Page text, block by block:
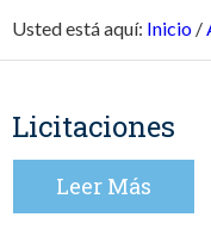
Usted está aquí: Inicio /
Licitaciones
Leer Más